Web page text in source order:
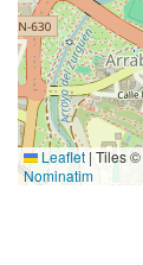
Leaflet | Tiles ©
Nominatim